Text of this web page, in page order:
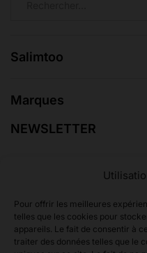
Pour offrir les meilleures
telles que les cookies pour
appareils. Le fait de consentir à
traiter des données telles que le
Salimtoo
Marques
NEWSLETTER
promotions et les coupons.